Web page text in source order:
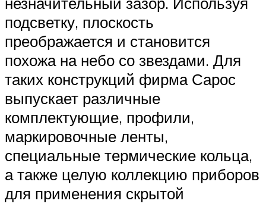
подсветку, плоскость
преображается и становится
похожа на небо со звездами. Для
таких конструкций фирма Сарос
выпускает различные
комплектующие, профили,
маркировочные ленты,
специальные термические кольца,
а также целую коллекцию приборов
для применения скрытой